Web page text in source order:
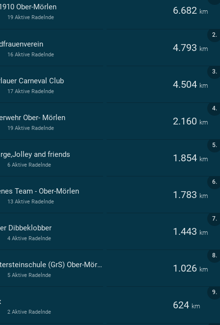
Ober-Mörlen 6.682 km
19 Aktive Radelnde
2.
4.793 km
16 Aktive Radelnde
3.
Carneval Club 4.504 km
17 Aktive Radelnde
4.
Ober- Mörlen 2.160 km
19 Aktive Radelnde
5.
and friends 1.854 km
6 Aktive Radelnde
6.
Team - Ober-Mörlen 1.783 km
13 Aktive Radelnde
7.
Dibbeklobber 1.443 km
4 Aktive Radelnde
8.
Wintersteinschule (GrS) Ober-Mörlen 1.026 km
5 Aktive Radelnde
9.
624 km
2 Aktive Radelnde